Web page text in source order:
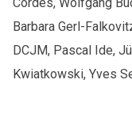
Barbara Gerl-
DCJM, Pascal Ide,
Kwiatkowski, Yves